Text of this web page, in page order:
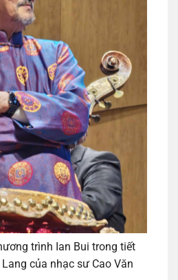
trình Ian Bui trong tiết
của nhạc sư Cao Văn